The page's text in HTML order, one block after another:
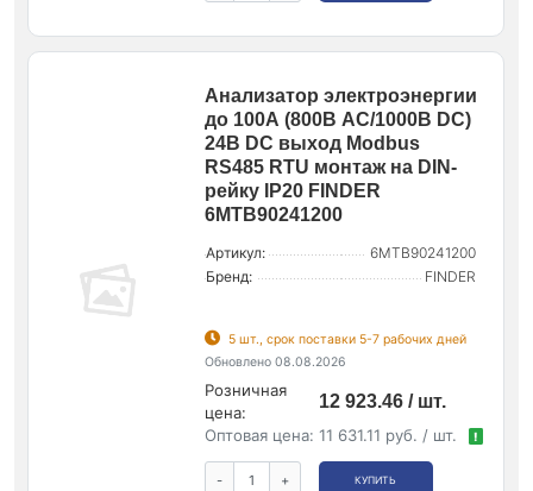
Анализатор электроэнергии
до 100А (800В AC/1000В DC)
24В DC выход Modbus
RS485 RTU монтаж на DIN-
рейку IP20 FINDER
6MTB90241200
Артикул:
6MTB90241200
Бренд:
FINDER
5 шт., срок поставки 5-7 рабочих дней
Обновлено 08.08.2026
Розничная
цена:
12 923.46 / шт.
Оптовая цена: 11 631.11 руб. / шт. !
- + КУПИТЬ